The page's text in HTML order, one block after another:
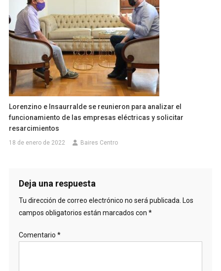
Lorenzino e Insaurralde se reunieron para analizar el
funcionamiento de las empresas eléctricas y solicitar
resarcimientos
18 de enero de 2022 Baires Centro
Deja una respuesta
Tu dirección de correo electrónico no será publicada. Los
campos obligatorios están marcados con *
Comentario *